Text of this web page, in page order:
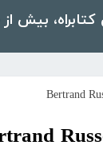
صوتی و رمان را در موبایل و تبلت خود داشته باشید!